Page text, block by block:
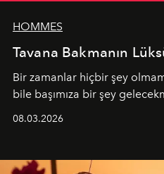
HOMMES
Tavana Bakmanın
Bir zamanlar hiçbir şey
bile başımıza bir şey
08.03.2026